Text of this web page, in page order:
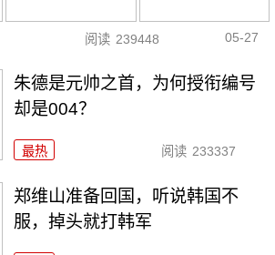
阅读 239448 05-27
朱德是元帅之首，为何授衔编号
却是004？
最热 阅读 233337
郑维山准备回国，听说韩国不
服，掉头就打韩军